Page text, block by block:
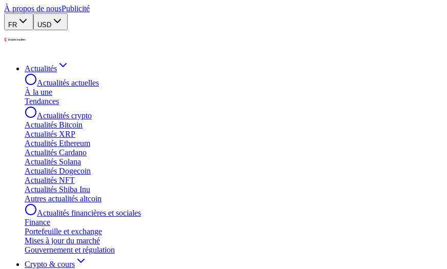
À propos de nousPublicité
FR USD
Actualités
Actualités actuelles
À la une
Tendances
Actualités crypto
Actualités Bitcoin
Actualités XRP
Actualités Ethereum
Actualités Cardano
Actualités Solana
Actualités Dogecoin
Actualités NFT
Actualités Shiba Inu
Autres actualités altcoin
Actualités financières et sociales
Finance
Portefeuille et exchange
Mises à jour du marché
Gouvernement et régulation
Crypto & cours